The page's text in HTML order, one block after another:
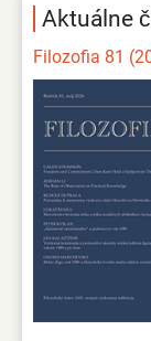
Aktuálne
Filozofia 81